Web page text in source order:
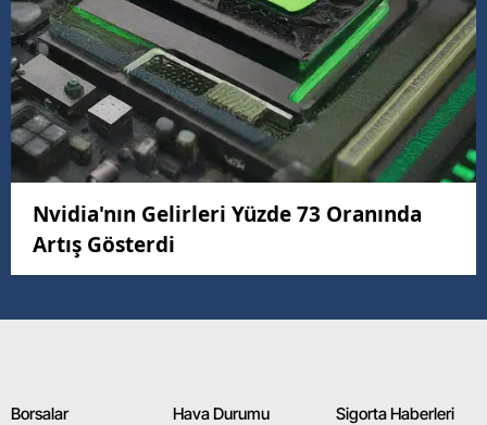
Nvidia'nın Gelirleri Yüzde 73 Oranında
Artış Gösterdi
Borsalar
Hava Durumu
Sigorta Haberleri